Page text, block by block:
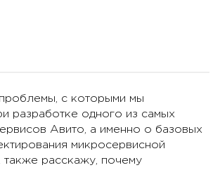
с которыми мы
разработке одного из самых
Авито, а именно о базовых
микросервисной
также расскажу, почему